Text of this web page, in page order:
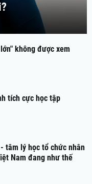
không được xem
tích cực học tập
tâm lý học tổ chức nhân
Nam đang như thế